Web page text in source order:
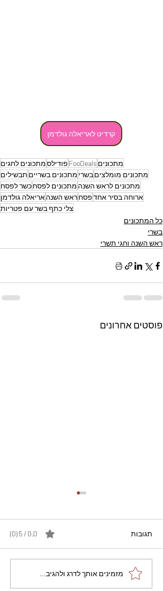
קרדיט לאריאלה גולדמן
מתכונים FooDeals פודילסמתכונים לחגים
מתכונים מומלציםבשרי מתכונים בשריים תבשילים
מתכונים לראש השנה מתכונים לפסחכשר לפסח
ארוחה בסיר אחדפסחראש השנהאריאלה גולדמן
צלי כתף בשר עם פטריות
כל המתכונים
בשרי
ראש השנה וחגי תשרי
פוסטים אחרונים
מתכון מנצח עוגת מייפל
שוקולד בחושה וקלה - זיוה
תגובות 0.0 / 5 ‏(0)
מזמינים אותך לדרג ולהגיב...